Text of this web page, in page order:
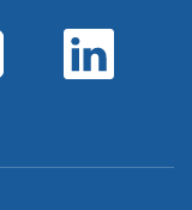
L
i